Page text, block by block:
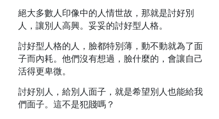
絕大多數人印像中的人情世故，那就是討好別
人，讓別人高興。妥妥的討好型人格。
討好型人格的人，臉都特別薄，動不動就為了面
子而內耗。他們沒有想過，臉什麼的，會讓自己
活得更卑微。
討好別人，給別人面子，就是希望別人也能給我
們面子。這不是犯賤嗎？